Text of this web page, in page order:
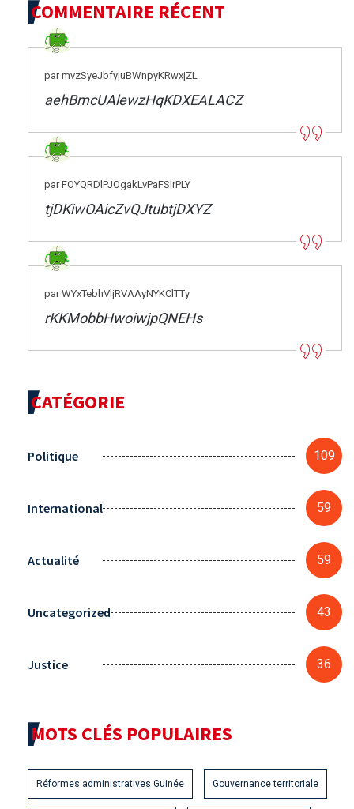
COMMENTAIRE RÉCENT
par mvzSyeJbfyjuBWnpyKRwxjZL
aehBmcUAlewzHqKDXEALACZ
par FOYQRDlPJOgakLvPaFSlrPLY
tjDKiwOAicZvQJtubtjDXYZ
par WYxTebhVljRVAAyNYKClTTy
rKKMobbHwoiwjpQNEHs
CATÉGORIE
Politique 109
International 59
Actualité 59
Uncategorized 43
Justice 36
MOTS CLÉS POPULAIRES
Réformes administratives Guinée Gouvernance territoriale